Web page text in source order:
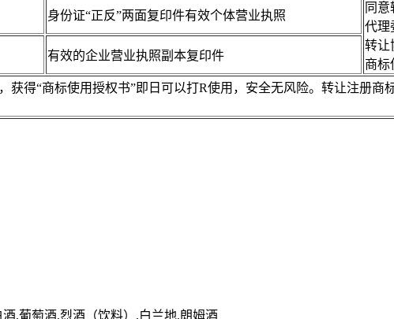
身份证“正反”两面复印件有效个体营业执照
同意
代理
转让
商标
有效的企业营业执照副本复印件
获得“商标使用授权书”即日可以打R使用，安全无风险。转让注册
,葡萄酒,烈酒（饮料）,白兰地,朗姆酒